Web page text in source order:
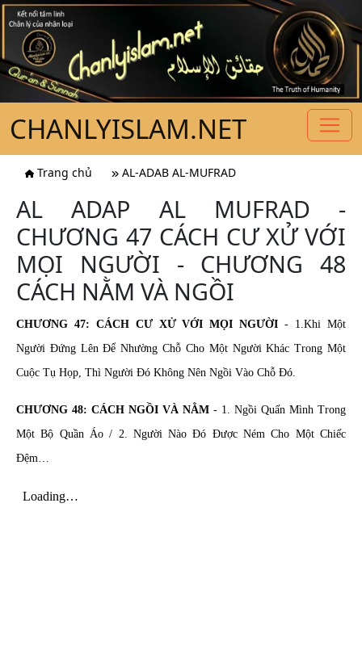
CHANLYISLAM.NET
Trang chủ AL-ADAB AL-MUFRAD
AL ADAP AL MUFRAD -
CHƯƠNG 47 CÁCH CƯ XỬ VỚI
MỌI NGƯỜI - CHƯƠNG 48
CÁCH NẰM VÀ NGỒI
CHƯƠNG 47: CÁCH CƯ XỬ VỚI MỌI NGƯỜI - 1.Khi Một
Người Đứng Lên Để Nhường Chỗ Cho Một Người Khác Trong Một
Cuộc Tụ Họp, Thì Người Đó Không Nên Ngồi Vào Chỗ Đó.
CHƯƠNG 48: CÁCH NGỒI VÀ NẰM - 1. Ngồi Quấn Mình Trong
Một Bộ Quần Áo / 2. Người Nào Đó Được Ném Cho Một Chiếc
Đệm…